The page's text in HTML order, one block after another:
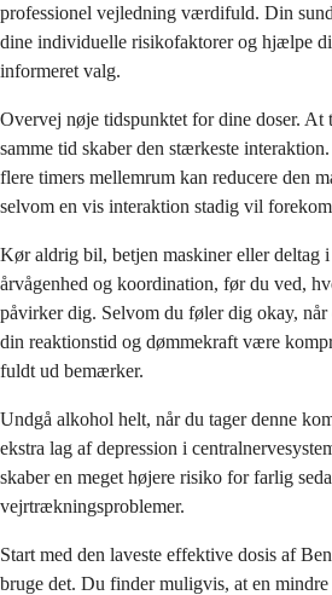
professionel vejledning værdifuld. Din
dine individuelle risikofaktorer og hjælpe
informeret valg.
Overvej nøje tidspunktet for dine doser. At
samme tid skaber den stærkeste
flere timers mellemrum kan reducere den
selvom en vis interaktion stadig vil
Kør aldrig bil, betjen maskiner eller deltag
årvågenhed og koordination, før du ved,
påvirker dig. Selvom du føler dig okay, når
din reaktionstid og dømmekraft være
fuldt ud bemærker.
Undgå alkohol helt, når du tager denne
ekstra lag af depression i
skaber en meget højere risiko for farlig
vejrtrækningsproblemer.
Start med den laveste effektive dosis af
bruge det. Du finder muligvis, at en